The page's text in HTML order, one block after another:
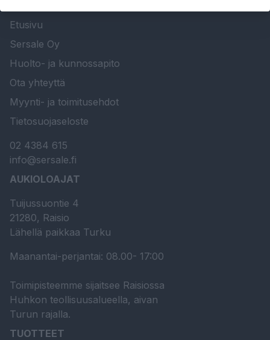
Etusivu
Sersale Oy
Huolto- ja kunnossapito
Ota yhteyttä
Myynti- ja toimitusehdot
Tietosuojaseloste
02 4384 615
info@sersale.fi
AUKIOLOAJAT
Tuijussuontie 4
21280, Raisio
Lähellä paikkaa Turku
Maanantai-perjantai: 08.00- 17:00
Toimipisteemme sijaitsee Raisiossa
Huhkon teollisuusalueella, aivan
Turun rajalla.
TUOTTEET